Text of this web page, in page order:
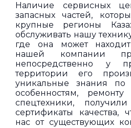
Наличие сервисных
запасных частей,
крупные регионы
обслуживать нашу
где она может
нашей компании
непосредственно у
территории его
уникальные знания по
особенностям,
спецтехники, получили
сертификаты качества,
нас от существующих